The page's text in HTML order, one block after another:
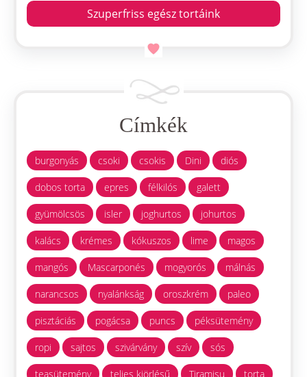
Szuperfriss egész tortáink
Címkék
burgonyás csoki csokis Dini diós
dobos torta epres félkilós galett
gyümölcsös isler joghurtos johurtos
kalács krémes kókuszos lime magos
mangós Mascarponés mogyorós málnás
narancsos nyalánkság oroszkrém paleo
pisztáciás pogácsa puncs péksütemény
ropi sajtos szivárvány szív sós
teasütemény teljes kiörlésű Tiramisu torta